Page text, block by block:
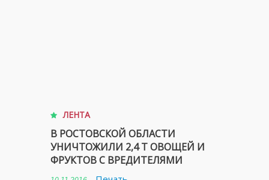
ЛЕНТА
В РОСТОВСКОЙ ОБЛАСТИ
УНИЧТОЖИЛИ 2,4 Т ОВОЩЕЙ И
ФРУКТОВ С ВРЕДИТЕЛЯМИ